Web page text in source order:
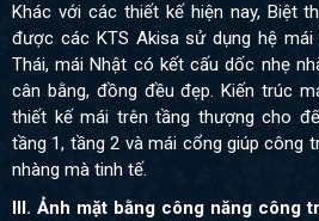
Khác với các thiết kế hiện nay, Biệt
được các KTS Akisa sử dụng hệ
Thái, mái Nhật có kết cấu dốc nhẹ
cân bằng, đồng đều đẹp. Kiến trúc
thiết kế mái trên tầng thượng cho
tầng 1, tầng 2 và mái cổng giúp công
nhàng mà tinh tế.
III. Ảnh mặt bằng công năng công